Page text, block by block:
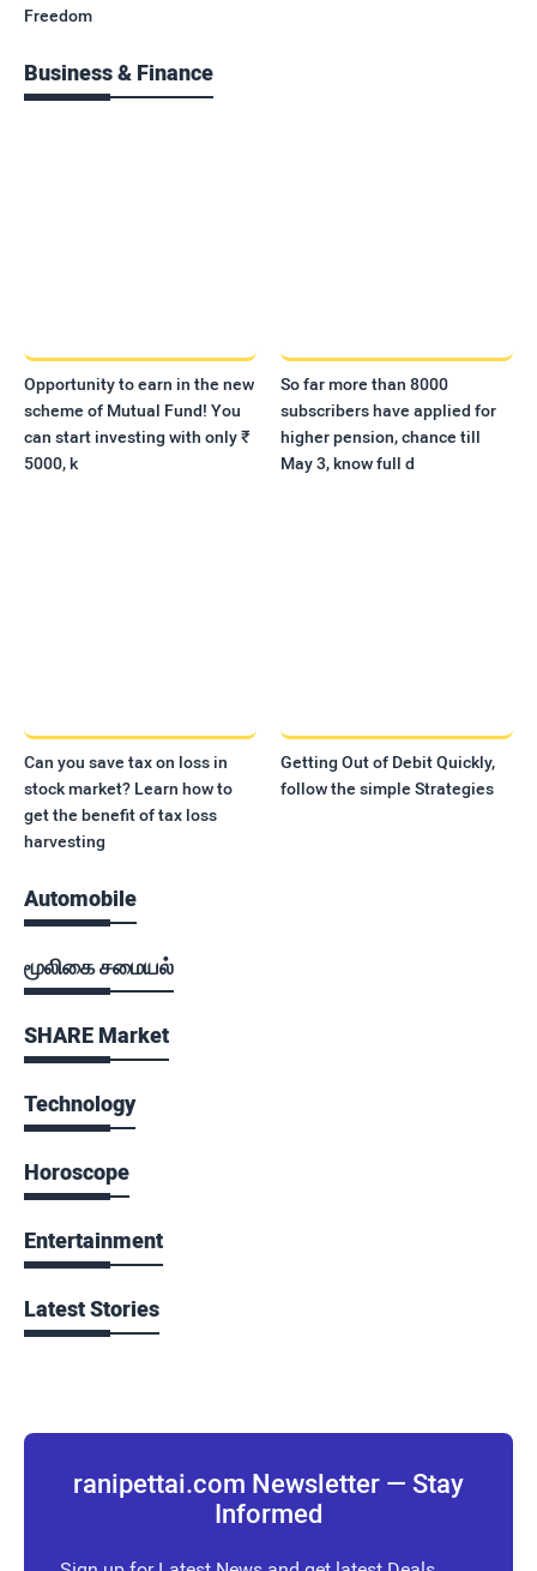
Freedom
Business & Finance
Opportunity to earn in the new
scheme of Mutual Fund! You
can start investing with only ₹
5000, k
So far more than 8000
subscribers have applied for
higher pension, chance till
May 3, know full d
Can you save tax on loss in
stock market? Learn how to
get the benefit of tax loss
harvesting
Getting Out of Debit Quickly,
follow the simple Strategies
Automobile
மூலிகை சமையல்
SHARE Market
Technology
Horoscope
Entertainment
Latest Stories
ranipettai.com Newsletter — Stay
Informed